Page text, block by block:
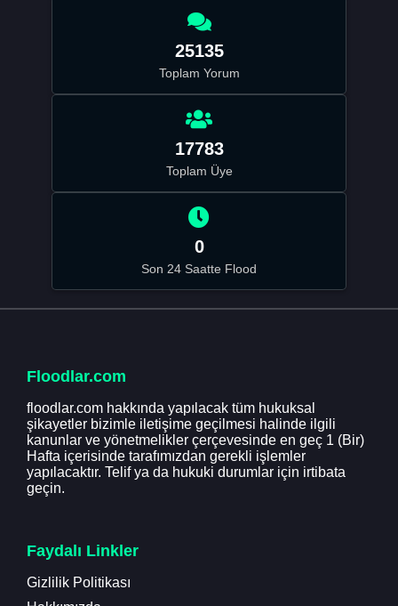
25135
Toplam Yorum
17783
Toplam Üye
0
Son 24 Saatte Flood
Floodlar.com
floodlar.com hakkında yapılacak tüm hukuksal
şikayetler bizimle iletişime geçilmesi halinde ilgili
kanunlar ve yönetmelikler çerçevesinde en geç 1 (Bir)
Hafta içerisinde tarafımızdan gerekli işlemler
yapılacaktır. Telif ya da hukuki durumlar için irtibata
geçin.
Faydalı Linkler
Gizlilik Politikası